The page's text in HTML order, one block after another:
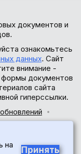
документов и
ознакомьтесь
данных. Сайт
внимание -
формы документов
сайта
гиперссылки.
на
Принять